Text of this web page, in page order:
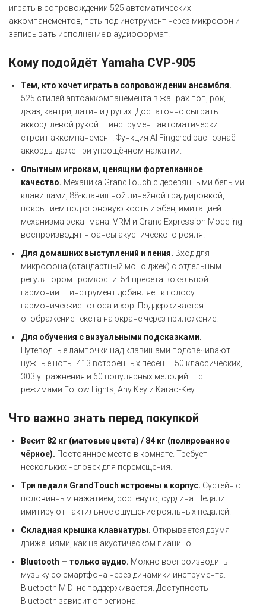
играть в сопровождении 525 автоматических
аккомпанементов, петь под инструмент через микрофон и
записывать исполнение в аудиоформат.
Кому подойдёт Yamaha CVP-905
Тем, кто хочет играть в сопровождении ансамбля.
525 стилей автоаккомпанемента в жанрах поп, рок,
джаз, кантри, латин и других. Достаточно сыграть
аккорд левой рукой — инструмент автоматически
строит аккомпанемент. Функция AI Fingered распознаёт
аккорды даже при упрощённом нажатии.
Опытным игрокам, ценящим фортепианное
качество. Механика GrandTouch с деревянными белыми
клавишами, 88-клавишной линейной градуировкой,
покрытием под слоновую кость и эбен, имитацией
механизма эскапмана. VRM и Grand Expression Modeling
воспроизводят нюансы акустического рояля.
Для домашних выступлений и пения. Вход для
микрофона (стандартный моно джек) с отдельным
регулятором громкости. 54 пресета вокальной
гармонии — инструмент добавляет к голосу
гармонические голоса и хор. Поддерживается
отображение текста на экране через приложение.
Для обучения с визуальными подсказками.
Путеводные лампочки над клавишами подсвечивают
нужные ноты. 413 встроенных песен — 50 классических,
303 упражнения и 60 популярных мелодий — с
режимами Follow Lights, Any Key и Karao-Key.
Что важно знать перед покупкой
Весит 82 кг (матовые цвета) / 84 кг (полированное
чёрное). Постоянное место в комнате. Требует
нескольких человек для перемещения.
Три педали GrandTouch встроены в корпус. Сустейн с
половинным нажатием, состенуто, сурдина. Педали
имитируют тактильное ощущение рояльных педалей.
Складная крышка клавиатуры. Открывается двумя
движениями, как на акустическом пианино.
Bluetooth — только аудио. Можно воспроизводить
музыку со смартфона через динамики инструмента.
Bluetooth MIDI не поддерживается. Доступность
Bluetooth зависит от региона.